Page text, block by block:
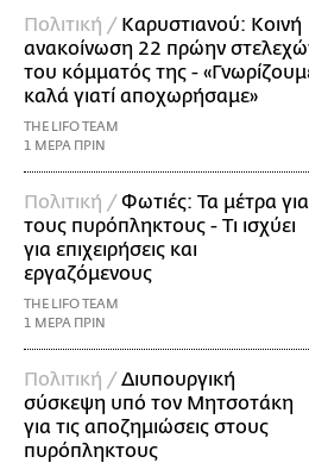
Πολιτική / Καρυστιανού: Κοινή
ανακοίνωση 22 πρώην
του κόμματός της -
καλά γιατί αποχωρήσαμε»
THE LIFO TEAM
1 ΜΕΡΑ ΠΡΙΝ
Πολιτική /Φωτιές: Τα μέτρα για
τους πυρόπληκτους - Τι ισχύει
για επιχειρήσεις και
εργαζόμενους
THE LIFO TEAM
1 ΜΕΡΑ ΠΡΙΝ
Πολιτική /Διυπουργική
σύσκεψη υπό τον Μητσοτάκη
για τις αποζημιώσεις στους
πυρόπληκτους